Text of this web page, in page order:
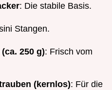
: Die stabile Basis.
Stangen.
250 g): Frisch vom
(kernlos): Für die